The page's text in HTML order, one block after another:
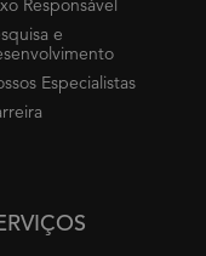
Responsável
e
Especialistas